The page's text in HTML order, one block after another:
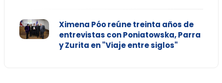
Ximena Póo reúne treinta años de
entrevistas con Poniatowska, Parra
y Zurita en "Viaje entre siglos"